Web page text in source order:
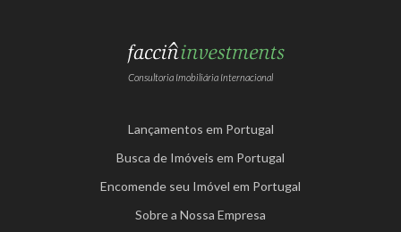
Consultoria Imobiliária Internacional
Lançamentos em Portugal
Busca de Imóveis em Portugal
Encomende seu Imóvel em Portugal
Sobre a Nossa Empresa